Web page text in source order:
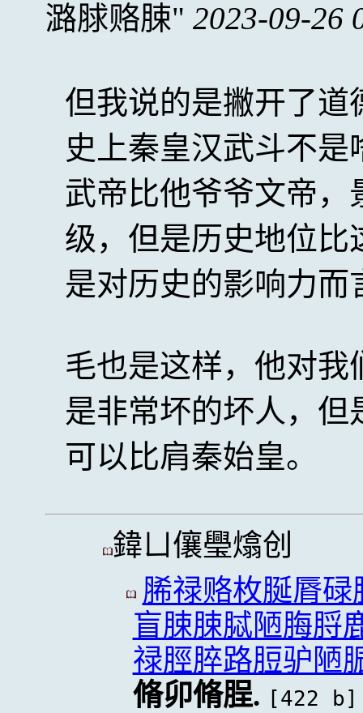
潞脙赂脨
2023-09-26
但我说的是撇开了
史上秦皇汉武斗不
武帝比他爷爷文帝
级，但是历史地位
是对历史的影响力而
毛也是这样，他对
是非常坏的坏人，
可以比肩秦始皇。
鍏ㄩ儴璺熻创
脪禄赂枚脠脣
盲脨脨脦陋脢脟
禄脛脺路脰驴陋
脩卯脩脭. [422 b]